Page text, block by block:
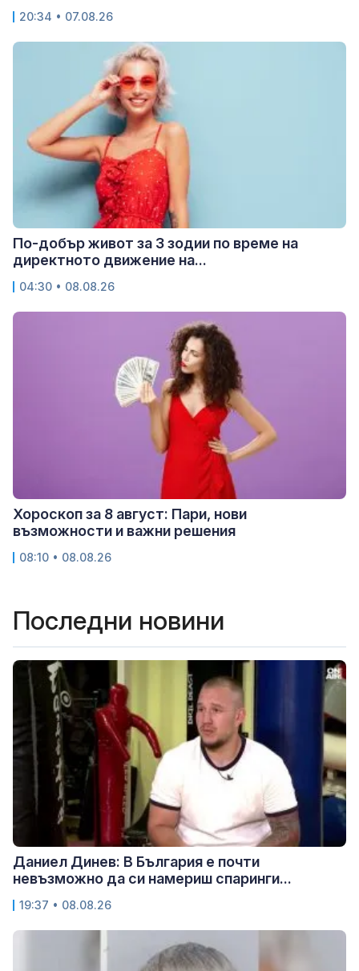
20:34 • 07.08.26
По-добър живот за 3 зодии по време на
директното движение на...
04:30 • 08.08.26
Хороскоп за 8 август: Пари, нови
възможности и важни решения
08:10 • 08.08.26
Последни новини
Даниел Динев: В България е почти
невъзможно да си намериш спаринги...
19:37 • 08.08.26